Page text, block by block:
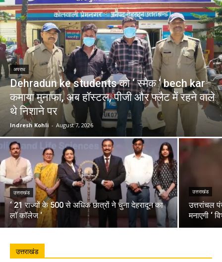
अपराध
Dehradun ke students को ‘ स्मैक ‘ bech kar
कमाया मुनाफा, अब हॉस्टल, पीजी और फ्लैट में रहने वाले
थे निशाने पर
Indresh Kohli - August 7, 2026
उत्तराखंड
‘ 21 राज्यों के 500 से अधिक छात्रों ने चुना देहरादून का
लाॅ काॅलेज ‘
उत्तराखंड
उत्तरांचल
मनाएगी ‘
उत्तराखंड